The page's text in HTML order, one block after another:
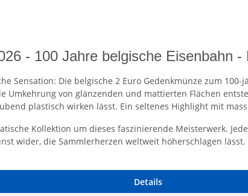
- 100 Jahre belgische Eisenbahn -
Sensation: Die belgische 2 Euro Gedenkmünze zum
Umkehrung von glänzenden und mattierten Flächen
plastisch wirken lässt. Ein seltenes Highlight mit
Kollektion um dieses faszinierende Meisterwerk.
wider, die Sammlerherzen weltweit höherschlagen
Details